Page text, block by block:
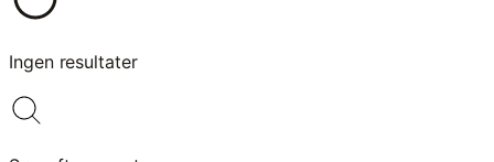
Ingen resultater